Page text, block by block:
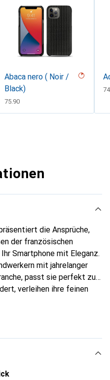
Abaca nero ( Noir /
Black)
CHF
75.90
die Ansprüche,
der französischen
Smartphone mit Eleganz.
mit jahrelanger
passt sie perfekt zu
verleihen ihre feinen
für Ihr Smartphone.
Wahl für eine